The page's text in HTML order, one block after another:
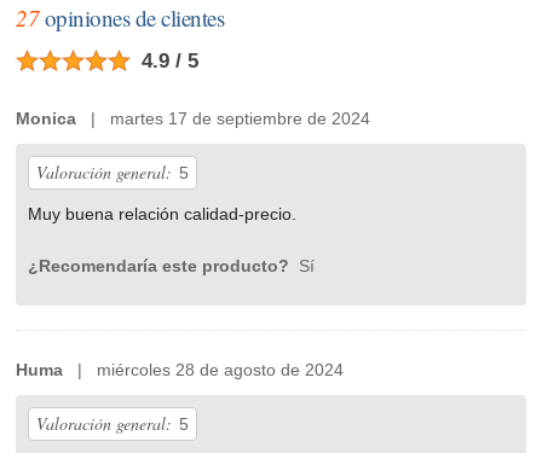
27opiniones de clientes
4.9 / 5
Monica | martes 17 de septiembre de 2024
Valoración general: 5
Muy buena relación calidad-precio.
¿Recomendaría este producto? Sí
Huma | miércoles 28 de agosto de 2024
Valoración general: 5